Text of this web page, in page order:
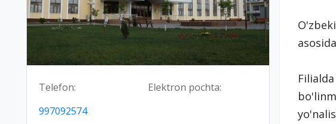
Telefon:
997092574
Elektron pochta: